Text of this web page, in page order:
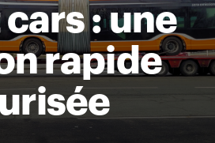
: une
rapide